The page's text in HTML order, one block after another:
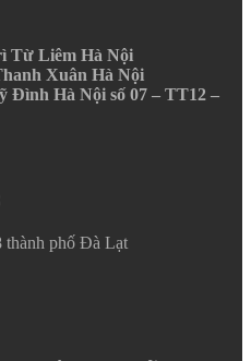
Từ Liêm Hà Nội
Xuân Hà Nội
Đình Hà Nội số 07 – TT12 –
thành phố Đà Lạt